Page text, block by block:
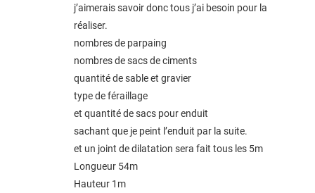
j’aimerais savoir donc tous j’ai besoin pour la
réaliser.
nombres de parpaing
nombres de sacs de ciments
quantité de sable et gravier
type de féraillage
et quantité de sacs pour enduit
sachant que je peint l’enduit par la suite.
et un joint de dilatation sera fait tous les 5m
Longueur 54m
Hauteur 1m